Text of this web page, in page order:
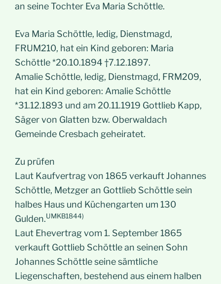
an seine Tochter Eva Maria Schöttle.
Eva Maria Schöttle, ledig, Dienstmagd,
FRUM210, hat ein Kind geboren: Maria
Schöttle *20.10.1894 †7.12.1897.
Amalie Schöttle, ledig, Dienstmagd, FRM209,
hat ein Kind geboren: Amalie Schöttle
*31.12.1893 und am 20.11.1919 Gottlieb Kapp,
Säger von Glatten bzw. Oberwaldach
Gemeinde Cresbach geheiratet.
Zu prüfen
Laut Kaufvertrag von 1865 verkauft Johannes
Schöttle, Metzger an Gottlieb Schöttle sein
halbes Haus und Küchengarten um 130
Gulden.UMKB1844)
Laut Ehevertrag vom 1. September 1865
verkauft Gottlieb Schöttle an seinen Sohn
Johannes Schöttle seine sämtliche
Liegenschaften, bestehend aus einem halben